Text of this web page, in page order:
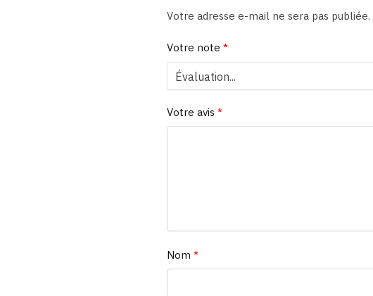
Votre adresse e-mail ne sera pas publiée.
Votre note *
Votre avis *
Nom *